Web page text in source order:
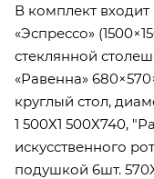
В комплект
«Эспрессо»
стеклянной
«Равенна»
круглый стол,
1 500Х1 500Х740,
искусственного
подушкой 6шт.